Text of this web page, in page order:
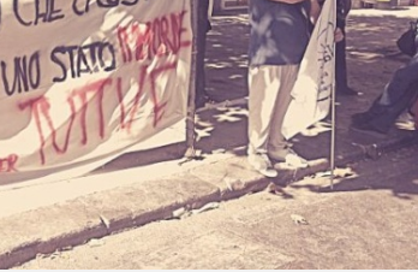
RASSEGNA STAMPA